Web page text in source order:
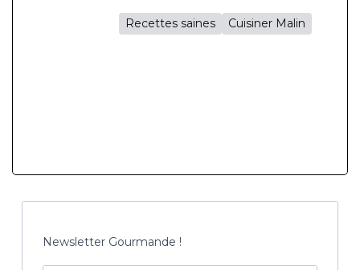
Recettes saines Cuisiner Malin
Newsletter Gourmande !